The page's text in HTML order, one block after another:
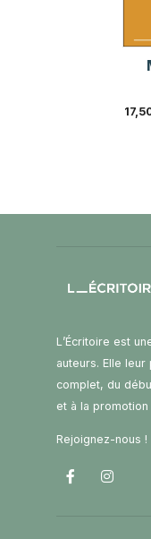
L’Écritoire est
auteurs. Elle
complet, du
et à la
Rejoignez-nous !